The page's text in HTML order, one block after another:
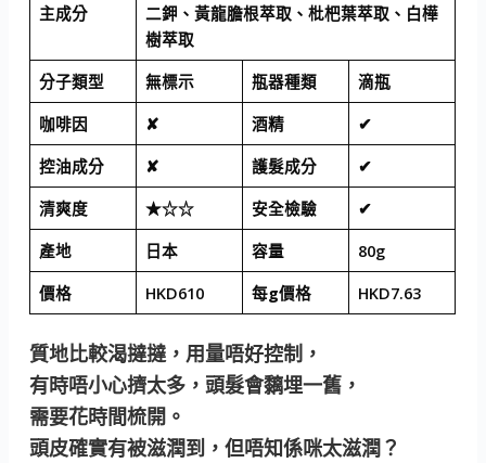
主成分
二鉀、黃龍膽根萃取、枇杷葉萃取、白樺
樹萃取
分子類型
無標示 瓶器種類
滴瓶
咖啡因
✘ 酒精
✔
控油成分
✘ 護髮成分
✔
清爽度
★☆☆ 安全檢驗
✔
產地
日本 容量
80g
價格
HKD610 每g價格 HKD7.63
質地比較渴撻撻，用量唔好控制，
有時唔小心擠太多，頭髮會黐埋一舊，
需要花時間梳開。
頭皮確實有被滋潤到，但唔知係咪太滋潤？